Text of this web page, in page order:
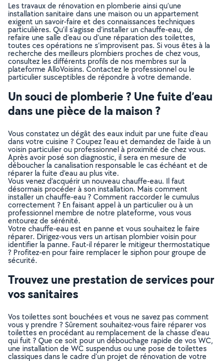
Les travaux de rénovation en plomberie ainsi qu’une
installation sanitaire dans une maison ou un appartement
exigent un savoir-faire et des connaissances techniques
particulières. Qu’il s’agisse d’installer un chauffe-eau, de
refaire une salle d’eau ou d’une réparation des toilettes,
toutes ces opérations ne s’improvisent pas. Si vous êtes à la
recherche des meilleurs plombiers proches de chez vous,
consultez les différents profils de nos membres sur la
plateforme AlloVoisins. Contactez le professionnel ou le
particulier susceptibles de répondre à votre demande.
Un souci de plomberie ? Une fuite d’eau
dans une pièce de la maison ?
Vous constatez un dégât des eaux induit par une fuite d’eau
dans votre cuisine ? Coupez l’eau et demandez de l’aide à un
voisin particulier ou professionnel à proximité de chez vous.
Après avoir posé son diagnostic, il sera en mesure de
déboucher la canalisation responsable le cas échéant et de
réparer la fuite d’eau au plus vite.
Vous venez d’acquérir un nouveau chauffe-eau. Il faut
désormais procéder à son installation. Mais comment
installer un chauffe-eau ? Comment raccorder le cumulus
correctement ? En faisant appel à un particulier ou à un
professionnel membre de notre plateforme, vous vous
entourez de sérénité.
Votre chauffe-eau est en panne et vous souhaitez le faire
réparer. Dirigez-vous vers un artisan plombier voisin pour
identifier la panne. Faut-il réparer le mitigeur thermostatique
? Profitez-en pour faire remplacer le siphon pour groupe de
sécurité.
Trouvez une prestation de services pour
vos sanitaires
Vos toilettes sont bouchées et vous ne savez pas comment
vous y prendre ? Sûrement souhaitez-vous faire réparer vos
toilettes en procédant au remplacement de la chasse d’eau
qui fuit ? Que ce soit pour un débouchage rapide de vos WC,
une installation de WC suspendus ou une pose de toilettes
classiques dans le cadre d’un projet de rénovation de votre